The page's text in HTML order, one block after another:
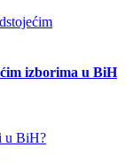
izborima u BiH